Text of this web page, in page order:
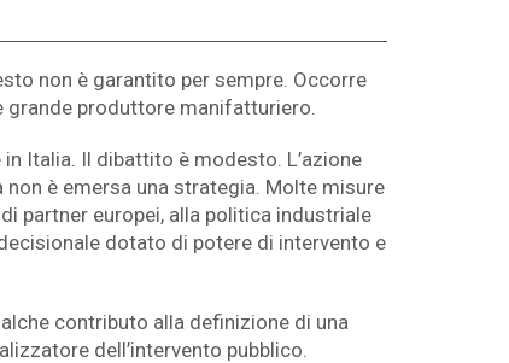
non è garantito per sempre. Occorre
produttore manifatturiero.
Italia. Il dibattito è modesto. L’azione
è emersa una strategia. Molte misure
partner europei, alla politica industriale
dotato di potere di intervento e
contributo alla definizione di una
dell’intervento pubblico.